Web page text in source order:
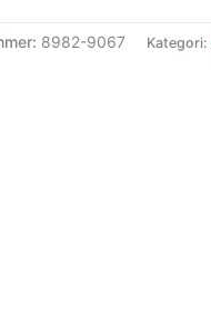
8982-9067 Kategori: